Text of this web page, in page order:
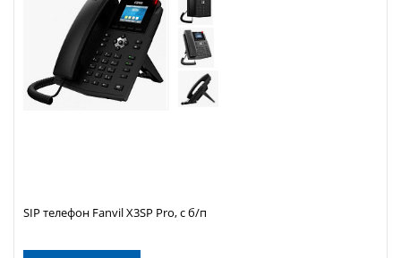
SIP телефон Fanvil X3SP Pro, с б/п